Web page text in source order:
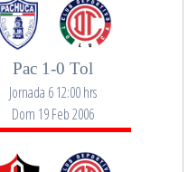
Pac 1-0 Tol
Jornada 6 12:00 hrs
Dom 19 Feb 2006